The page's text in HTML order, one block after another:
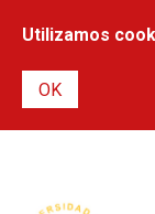
Utilizamos